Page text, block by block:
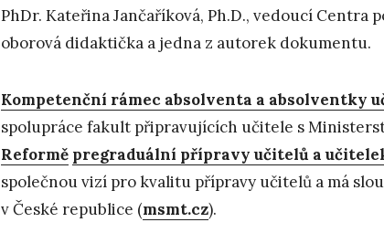
PhDr. Kateřina Jančaříková, Ph.D., vedoucí Centra
oborová didaktička a jedna z autorek dokumentu.
Kompetenční rámec absolventa a absolventky
spolupráce fakult připravujících učitele s
Reformě pregraduální přípravy učitelů a
společnou vizí pro kvalitu přípravy učitelů a má
v České republice (msmt.cz).